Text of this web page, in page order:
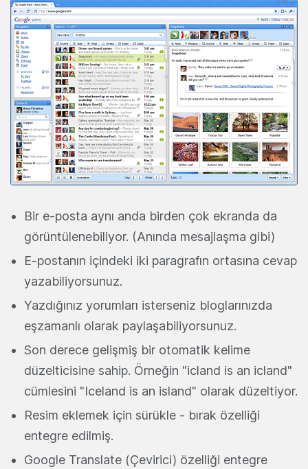
Bir e-posta aynı anda birden çok ekranda da
görüntülenebiliyor. (Anında mesajlaşma gibi)
E-postanın içindeki iki paragrafın ortasına cevap
yazabiliyorsunuz.
Yazdığınız yorumları isterseniz bloglarınızda
eşzamanlı olarak paylaşabiliyorsunuz.
Son derece gelişmiş bir otomatik kelime
düzelticisine sahip. Örneğin "icland is an icland"
cümlesini "Iceland is an island" olarak düzeltiyor.
Resim eklemek için sürükle - bırak özelliği
entegre edilmiş.
Google Translate (Çevirici) özelliği entegre